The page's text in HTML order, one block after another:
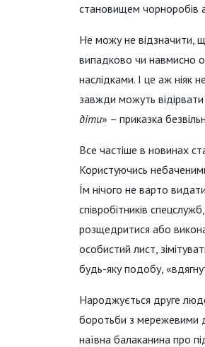
становищем чорноробів
Не можу не відзначити,
випадково чи навмисно
наслідками. І це аж ніяк
завжди можуть
діти» – приказка
Все частіше в новинах
Користуючись
Їм нічого не варто
співробітників
розщедритися або
особистий лист,
будь-яку подобу,
Народжується друге
боротьби з мережевими
наївна балаканина про